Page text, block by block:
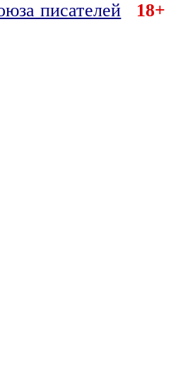
писателей 18+